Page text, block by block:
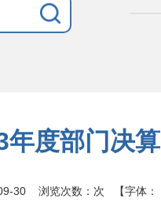
年度部门决算
30 浏览次数： 次 【字体：